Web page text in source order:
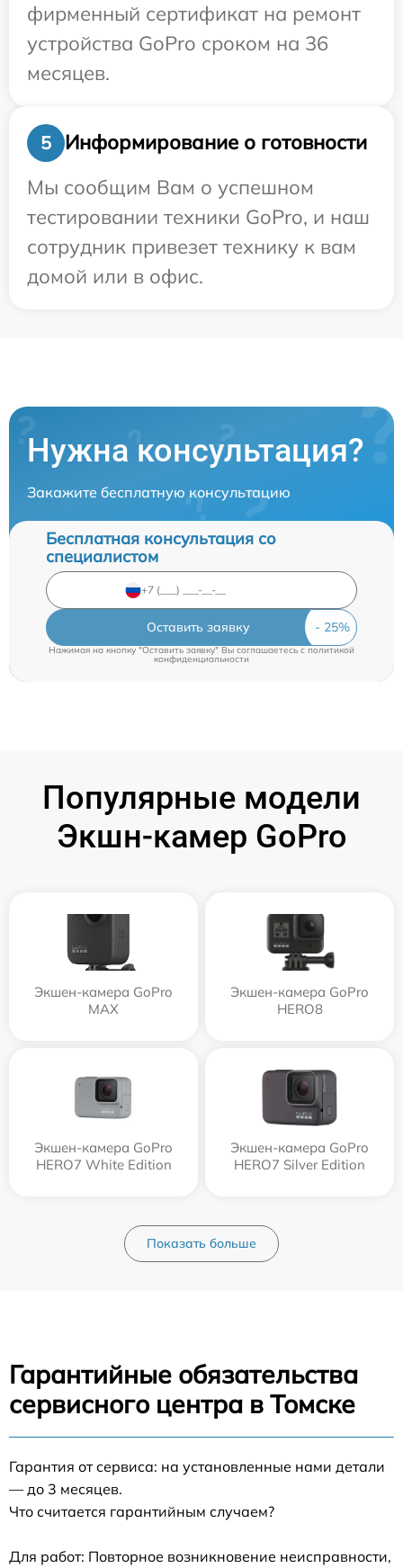
фирменный сертификат на ремонт
устройства GoPro сроком на 36
месяцев.
5
Информирование о готовности
Мы сообщим Вам о успешном
тестировании техники GoPro, и наш
сотрудник привезет технику к вам
домой или в офис.
Нужна консультация?
Закажите бесплатную консультацию
Бесплатная консультация со
специалистом
Оставить заявку
Нажимая на кнопку "Оставить заявку" Вы соглашаетесь cполитикой
конфиденциальности
Популярные модели
Экшн-камер GoPro
Экшен-камера GoPro
MAX
Экшен-камера GoPro
HERO8
Экшен-камера GoPro
HERO7 White Edition
Экшен-камера GoPro
HERO7 Silver Edition
Показать больше
Гарантийные обязательства
сервисного центра в Томске
Гарантия от сервиса: на установленные нами детали
— до 3 месяцев.
Что считается гарантийным случаем?
Для работ: Повторное возникновение неисправности,